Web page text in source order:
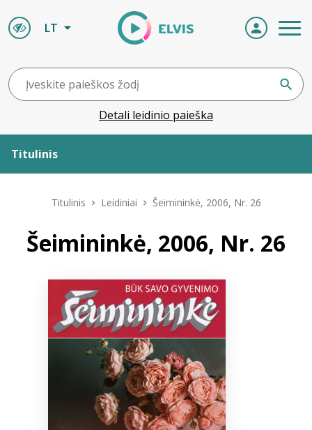
LT
Detali leidinio paieška
Titulinis
Leidiniai
Naujienos
Titulinis Leidiniai Šeimininkė, 2006, Nr. 26
Šeimininkė, 2006, Nr. 26